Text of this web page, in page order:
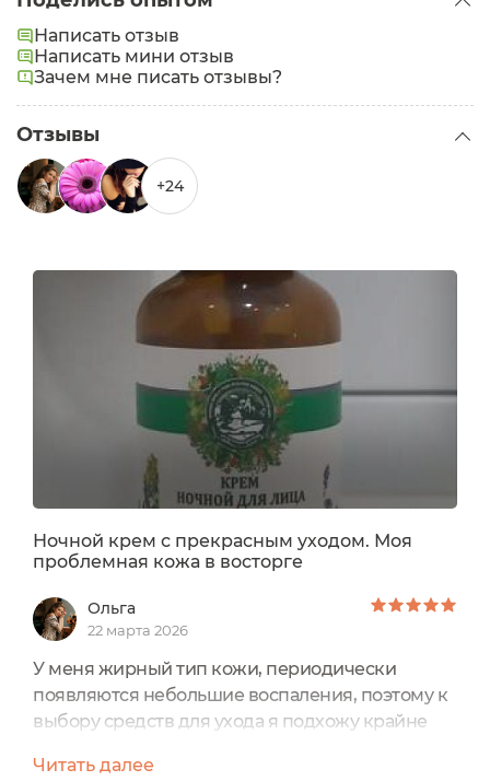
Тип кожи:
Жирная,Проблемная
Написать отзыв
Написать мини отзыв
Зачем мне писать отзывы?
Отзывы
+24
Ночной крем с прекрасным уходом. Моя
проблемная кожа в восторге
Ольга
22 марта 2026
У меня жирный тип кожи, периодически
появляются небольшие воспаления, поэтому к
выбору средств для ухода я подхожу крайне
предпочтение преимущественно продуктам с
Читать далее